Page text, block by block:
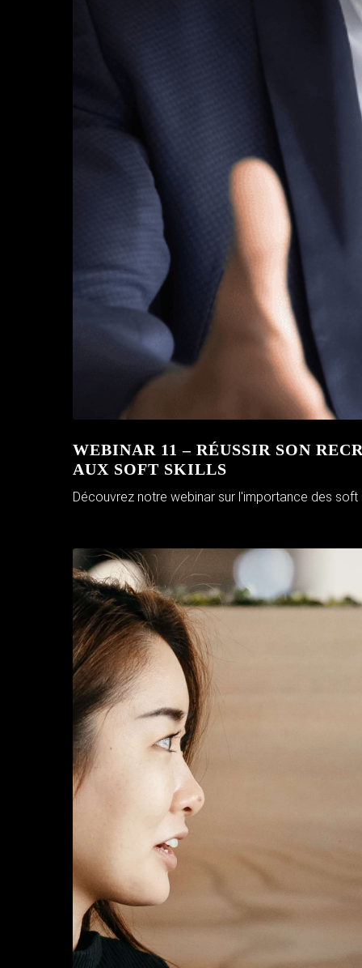
WEBINAR 11 – RÉUSSIR SON
AUX SOFT SKILLS
Découvrez notre webinar sur l'importance des soft